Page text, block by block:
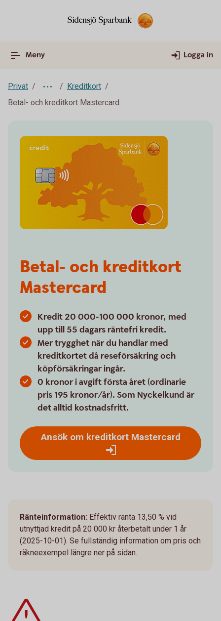
Meny Logga in
Privat
Kreditkort
Betal- och kreditkort Mastercard
Betal- och kreditkort
Mastercard
Kredit 20 000-100 000 kronor, med
upp till 55 dagars räntefri kredit.
Mer trygghet när du handlar med
kreditkortet då reseförsäkring och
köpförsäkringar ingår.
0 kronor i avgift första året (ordinarie
pris 195 kronor/år). Som Nyckelkund är
det alltid kostnadsfritt.
Ansök om kreditkort Mastercard
Ränteinformation: Effektiv ränta 13,50 % vid
utnyttjad kredit på 20 000 kr återbetalt under 1 år
(2025-10-01). Se fullständig information om pris och
räkneexempel längre ner på sidan.